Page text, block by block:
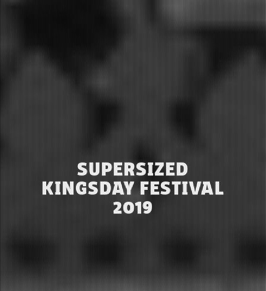
SUPERSIZED
KINGSDAY FESTIVAL
2019